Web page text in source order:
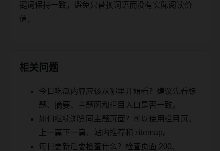
键词保持一致，避免只替换词语而没有实际阅读价
值。
相关问题
今日吃瓜内容应该从哪里开始看？建议先看标
题、摘要、主题图和栏目入口是否一致。
如何继续浏览同主题页面？可以使用栏目页、
上一篇下一篇、站内推荐和 sitemap。
每日更新后要检查什么？检查页面 200、